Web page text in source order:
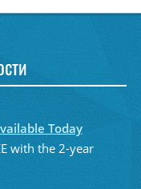
Today
with the 2-year